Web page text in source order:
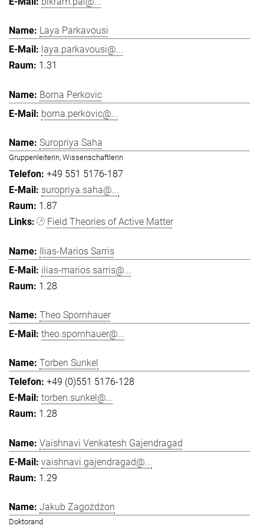
Laya Parkavousi
laya.parkavousi@...
1.31
Borna Perkovic
borna.perkovic@...
Suropriya Saha
Gruppenleiterin, Wissenschaftlerin
+49 551 5176-187
suropriya.saha@...
1.87
Field Theories of Active Matter
Ilias-Marios Sarris
ilias-marios.sarris@...
1.28
Theo Spornhauer
theo.spornhauer@...
Torben Sunkel
+49 (0)551 5176-128
torben.sunkel@...
1.28
Vaishnavi Venkatesh Gajendragad
vaishnavi.gajendragad@...
1.29
Jakub Zagożdżon
Doktorand